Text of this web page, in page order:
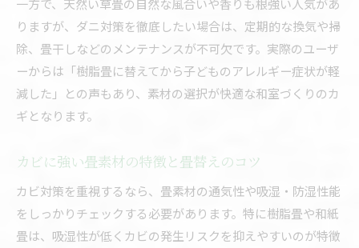
一方で、天然い草畳の自然な風合いや香りも根強い人気があ
りますが、ダニ対策を徹底したい場合は、定期的な換気や掃
除、畳干しなどのメンテナンスが不可欠です。実際のユーザ
ーからは「樹脂畳に替えてから子どものアレルギー症状が軽
減した」との声もあり、素材の選択が快適な和室づくりのカ
ギとなります。
カビに強い畳素材の特徴と畳替えのコツ
カビ対策を重視するなら、畳素材の通気性や吸湿・防湿性能
をしっかりチェックする必要があります。特に樹脂畳や和紙
畳は、吸湿性が低くカビの発生リスクを抑えやすいのが特徴